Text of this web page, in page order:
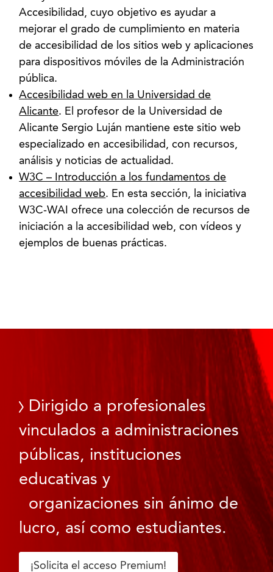
Accesibilidad, cuyo objetivo es ayudar a
mejorar el grado de cumplimiento en materia
de accesibilidad de los sitios web y aplicaciones
para dispositivos móviles de la Administración
pública.
Accesibilidad web en la Universidad de
Alicante. El profesor de la Universidad de
Alicante Sergio Luján mantiene este sitio web
especializado en accesibilidad, con recursos,
análisis y noticias de actualidad.
W3C – Introducción a los fundamentos de
accesibilidad web. En esta sección, la iniciativa
W3C-WAI ofrece una colección de recursos de
iniciación a la accesibilidad web, con vídeos y
ejemplos de buenas prácticas.
Dirigido a profesionales
vinculados a administraciones
públicas, instituciones
educativas y
organizaciones sin ánimo de
lucro, así como estudiantes.
¡Solicita el acceso Premium!